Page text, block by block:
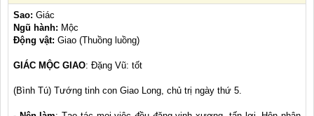
Sao: Giác
Ngũ hành: Mộc
Động vật: Giao (Thuồng luồng)
GIÁC MỘC GIAO: Đặng Vũ: tốt
(Bình Tú) Tướng tinh con Giao Long, chủ trị ngày thứ 5.